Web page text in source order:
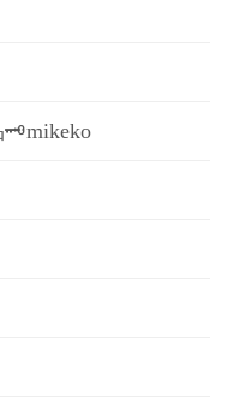
🗝mikeko